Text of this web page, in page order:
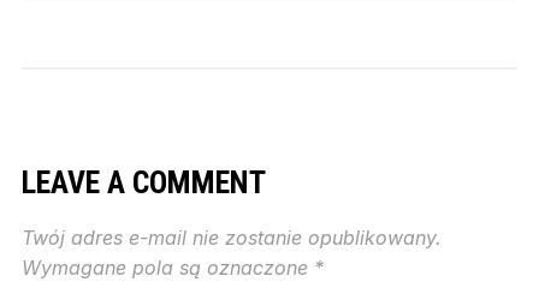
LEAVE A COMMENT
Twój adres e-mail nie zostanie opublikowany.
Wymagane pola są oznaczone *